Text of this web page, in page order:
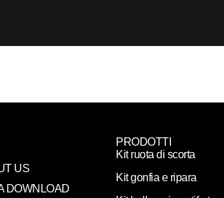
US
DOWNLOAD
PRODOTTI
Kit ruota di scorta
Kit gonfia e ripara